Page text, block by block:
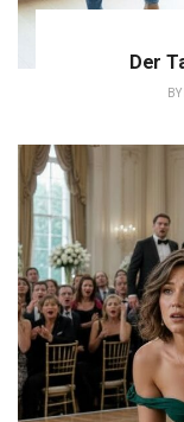
Der
BY